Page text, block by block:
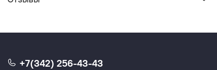
+7(342) 256-43-43